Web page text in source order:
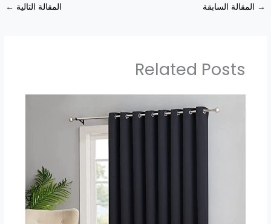
→ المقالة السابقة المقالة التالية ←
Related Posts